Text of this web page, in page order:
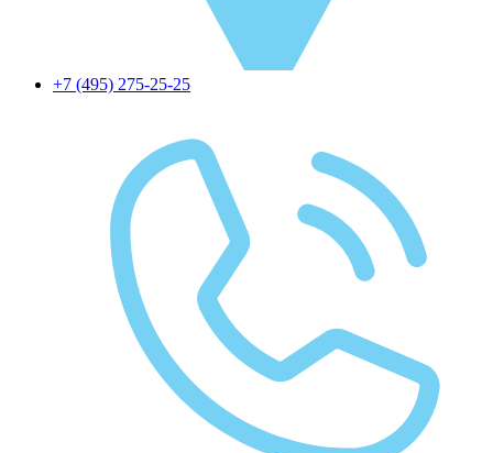
+7 (495) 275-25-25